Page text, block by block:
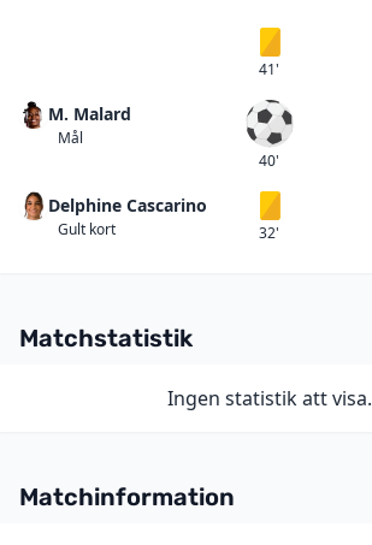
Gult kort
41'
M. Malard
Mål Mål
40'
Delphine Cascarino
Gult kort
Gult kort
32'
Matchstatistik
Ingen statistik att visa.
Matchinformation